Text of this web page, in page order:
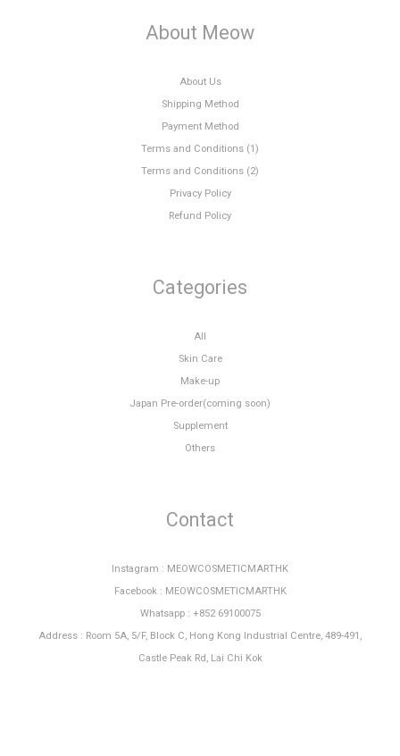
About Meow
About Us
Shipping Method
Payment Method
Terms and Conditions (1)
Terms and Conditions (2)
Privacy Policy
Refund Policy
Categories
All
Skin Care
Make-up
Japan Pre-order(coming soon)
Supplement
Others
Contact
Instagram : MEOWCOSMETICMARTHK
Facebook : MEOWCOSMETICMARTHK
Whatsapp : +852 69100075
Address : Room 5A, 5/F, Block C, Hong Kong Industrial Centre, 489-491,
Castle Peak Rd, Lai Chi Kok